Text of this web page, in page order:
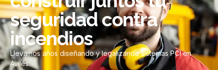
seguridad contra
incendios
Llevamos años diseñando y legalizando sistemas PCI en
Avilés.